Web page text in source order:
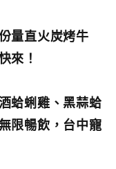
量直火炭烤牛
來！
蛤蜊雞、黑蒜蛤
限暢飲，台中寵